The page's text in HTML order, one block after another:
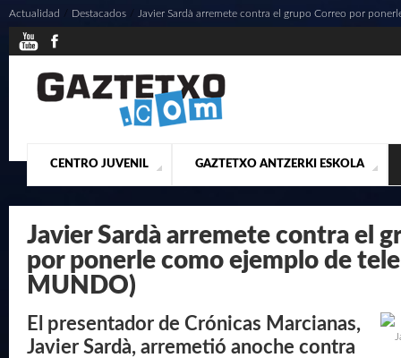
CENTRO JUVENIL
¿QUIENES SOMOS? ACTUALIDAD CONTACTO
GAZTETXO ANTZERKI ESKOLA
PRESENTACIÓN MUSICALES
Actualidad Destacados Javier Sardà arremete contra el grupo Correo por
Javier Sardà arremete contra el
por ponerle como ejemplo de
MUNDO)
El presentador de Crónicas Marcianas,
Javier Sardà, arremetió anoche contra